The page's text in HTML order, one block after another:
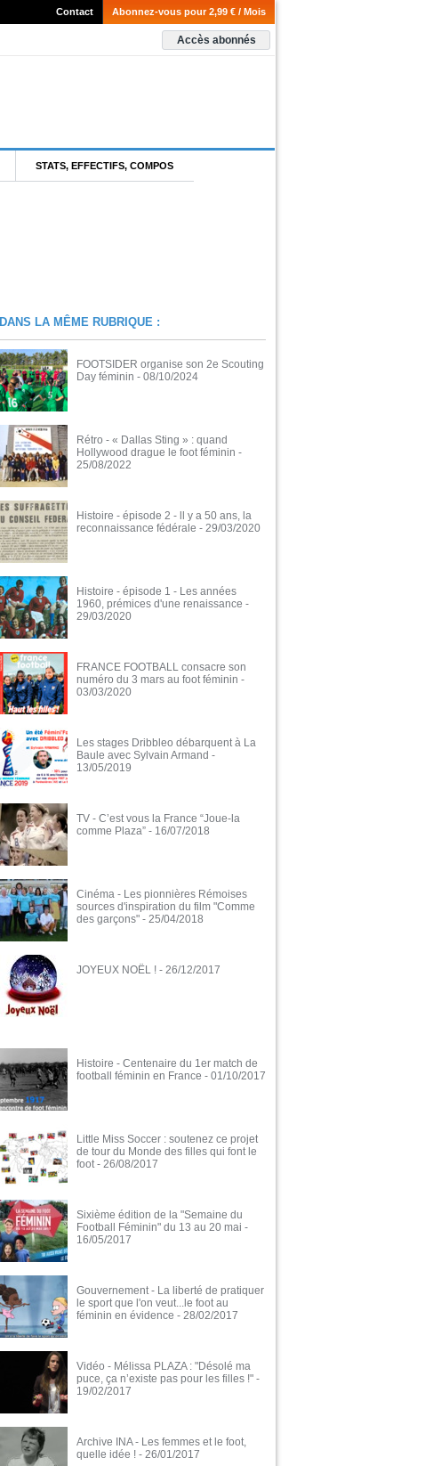
Abonnez-vous pour 2,99 € / Mois
Contact
Accès abonnés
STATS, EFFECTIFS, COMPOS
DANS LA MÊME RUBRIQUE :
FOOTSIDER organise son 2e Scouting
Day féminin - 08/10/2024
Rétro - « Dallas Sting » : quand
Hollywood drague le foot féminin -
25/08/2022
Histoire - épisode 2 - ll y a 50 ans, la
reconnaissance fédérale - 29/03/2020
Histoire - épisode 1 - Les années
1960, prémices d'une renaissance -
29/03/2020
FRANCE FOOTBALL consacre son
numéro du 3 mars au foot féminin -
03/03/2020
Les stages Dribbleo débarquent à La
Baule avec Sylvain Armand -
13/05/2019
TV - C’est vous la France “Joue-la
comme Plaza” - 16/07/2018
Cinéma - Les pionnières Rémoises
sources d'inspiration du film "Comme
des garçons" - 25/04/2018
JOYEUX NOËL ! - 26/12/2017
Histoire - Centenaire du 1er match de
football féminin en France - 01/10/2017
Little Miss Soccer : soutenez ce projet
de tour du Monde des filles qui font le
foot - 26/08/2017
Sixième édition de la "Semaine du
Football Féminin" du 13 au 20 mai -
16/05/2017
Gouvernement - La liberté de pratiquer
le sport que l'on veut...le foot au
féminin en évidence - 28/02/2017
Vidéo - Mélissa PLAZA : "Désolé ma
puce, ça n’existe pas pour les filles !" -
19/02/2017
Archive INA - Les femmes et le foot,
quelle idée ! - 26/01/2017